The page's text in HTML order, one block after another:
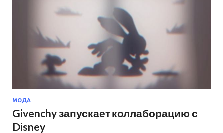
МОДА
Givenchy запускает коллаборацию с
Disney